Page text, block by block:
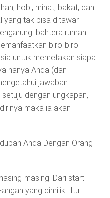
hobi, minat, bakat, dan
yang tak bisa ditawar
bahtera rumah
biro-biro
untuk memetakan siapa
hanya Anda (dan
jawaban
dengan ungkapan,
maka ia akan
Anda Dengan Orang
masing. Dari start
yang dimiliki. Itu